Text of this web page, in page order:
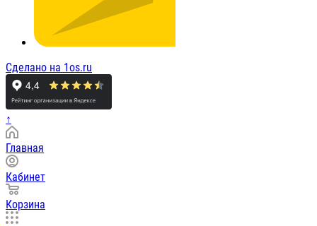
Сделано на 1os.ru
↑
Главная
Кабинет
Корзина